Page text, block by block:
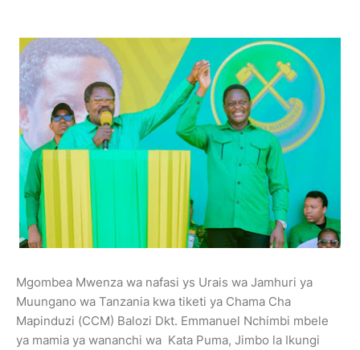
Mgombea Mwenza wa nafasi ys Urais wa Jamhuri ya
Muungano wa Tanzania kwa tiketi ya Chama Cha
Mapinduzi (CCM) Balozi Dkt. Emmanuel Nchimbi mbele
ya mamia ya wananchi wa Kata Puma, Jimbo la Ikungi